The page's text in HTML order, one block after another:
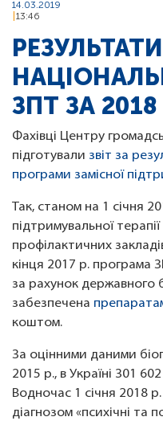
14.03.2019
13:46
РЕЗУЛЬТАТИ
ЗПТ ЗА 2018
Фахівці Центру
підготували звіт за
програми замісної
Так, станом на 1 січня
підтримувальної
профілактичних
кінця 2017 р. програма
за рахунок державного
забезпечена
коштом.
За оцінними даними
2015 р., в Україні 301
Водночас 1 січня 2018
діагнозом «психічні та